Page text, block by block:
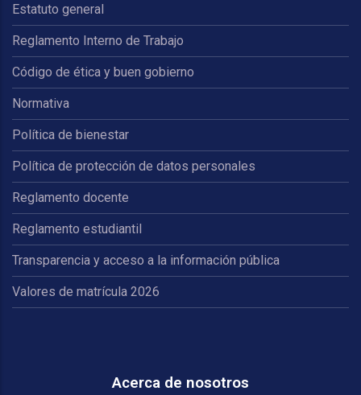
Estatuto general
Reglamento Interno de Trabajo
Código de ética y buen gobierno
Normativa
Política de bienestar
Política de protección de datos personales
Reglamento docente
Reglamento estudiantil
Transparencia y acceso a la información pública
Valores de matrícula 2026
Acerca de nosotros